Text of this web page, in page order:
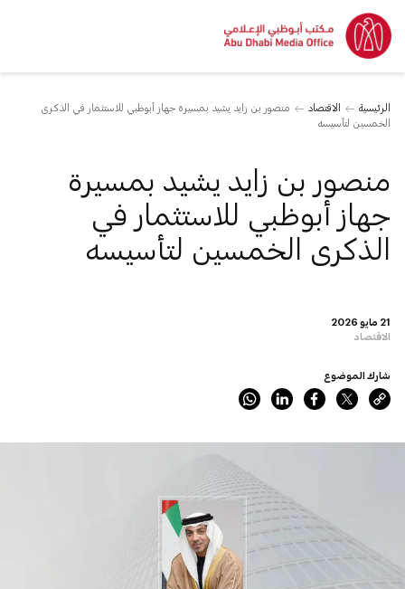
الرئيسية الاقتصاد
منصور بن زايد يشيد بمسيرة جهاز أبوظبي للاستثمار في الذكرى
الخمسين لتأسيسه
21 مايو 2026
الاقتصاد
منصور بن زايد يشيد بمسيرة
جهاز أبوظبي للاستثمار في
الذكرى الخمسين لتأسيسه
شارك الموضوع